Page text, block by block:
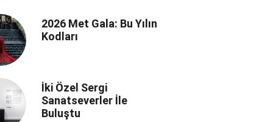
2026 Met Gala: Bu Yılın
Kodları
İki Özel Sergi
Sanatseverler İle
Buluştu